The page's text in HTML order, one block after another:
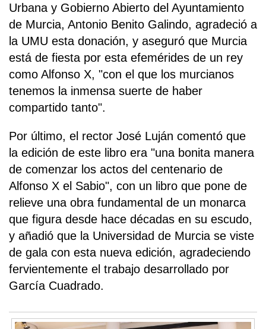
Urbana y Gobierno Abierto del Ayuntamiento
de Murcia, Antonio Benito Galindo, agradeció a
la UMU esta donación, y aseguró que Murcia
está de fiesta por esta efemérides de un rey
como Alfonso X, "con el que los murcianos
tenemos la inmensa suerte de haber
compartido tanto".
Por último, el rector José Luján comentó que
la edición de este libro era "una bonita manera
de comenzar los actos del centenario de
Alfonso X el Sabio", con un libro que pone de
relieve una obra fundamental de un monarca
que figura desde hace décadas en su escudo,
y añadió que la Universidad de Murcia se viste
de gala con esta nueva edición, agradeciendo
fervientemente el trabajo desarrollado por
García Cuadrado.